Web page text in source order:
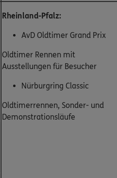
Rheinland-Pfalz:
AvD Oldtimer Grand Prix
Oldtimer Rennen mit
Ausstellungen für Besucher
Nürburgring Classic
Oldtimerrennen, Sonder- und
Demonstrationsläufe